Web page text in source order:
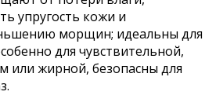
упругость кожи и
морщин; идеальны для
для чувствительной,
или жирной, безопасны для